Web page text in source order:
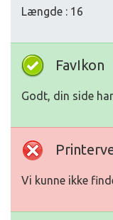
Længde : 16
FavIkon
Godt, din side
Vi kunne ikke